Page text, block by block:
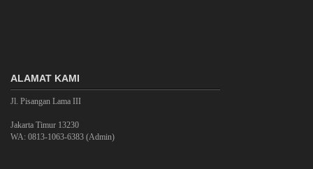
ALAMAT KAMI
Jl. Pisangan Lama III
Jakarta Timur 13230
WA: 0813-1063-6383 (Admin)